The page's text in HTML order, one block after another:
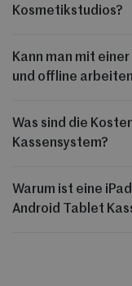
Kosmetikstudios?
Kann man mit
und offline
Was sind die
Kassensystem?
Warum ist eine
Android Tablet